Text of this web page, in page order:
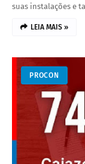
suas instalações e
LEIA MAIS »
PROCON